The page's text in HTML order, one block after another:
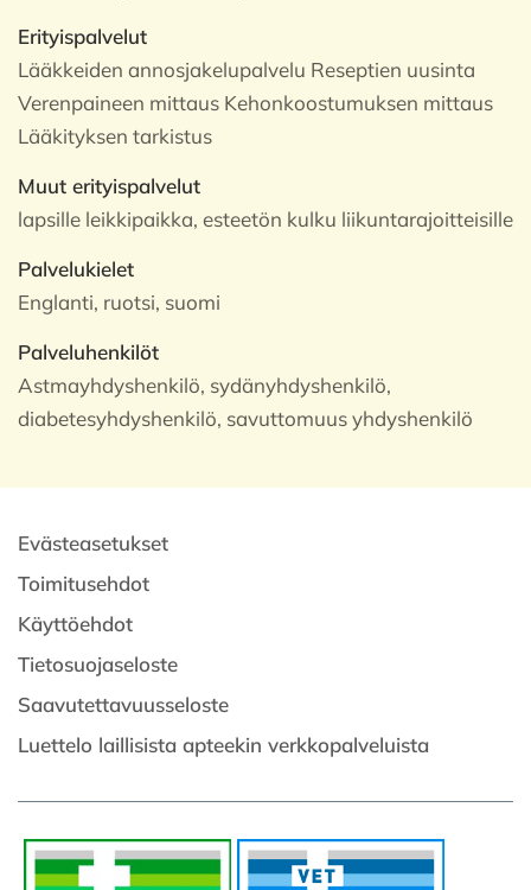
Erityispalvelut
Lääkkeiden annosjakelupalvelu Reseptien uusinta
Verenpaineen mittaus Kehonkoostumuksen mittaus
Lääkityksen tarkistus
Muut erityispalvelut
lapsille leikkipaikka, esteetön kulku liikuntarajoitteisille
Palvelukielet
Englanti, ruotsi, suomi
Palveluhenkilöt
Astmayhdyshenkilö, sydänyhdyshenkilö,
diabetesyhdyshenkilö, savuttomuus yhdyshenkilö
Evästeasetukset
Toimitusehdot
Käyttöehdot
Tietosuojaseloste
Saavutettavuusseloste
Luettelo laillisista apteekin verkkopalveluista